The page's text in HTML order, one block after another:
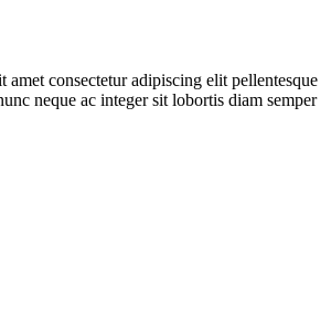
amet consectetur adipiscing elit pellentesque
neque ac integer sit lobortis diam semper